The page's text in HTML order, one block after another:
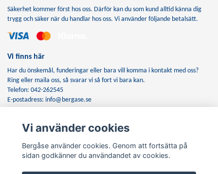
Säkerhet kommer först hos oss. Därför kan du som kund alltid känna dig
trygg och säker när du handlar hos oss. Vi använder följande betalsätt.
Vi finns här
Har du önskemål, funderingar eller bara vill komma i kontakt med oss?
Ring eller maila oss, så svarar vi så fort vi bara kan.
Telefon: 042-262545
E-postadress: info@bergase.se
Anmäl dig till vårt nyhetsbrev
Prenumerera
Vi använder cookies
Bergåse använder cookies. Genom att fortsätta på
sidan godkänner du användandet av cookies.